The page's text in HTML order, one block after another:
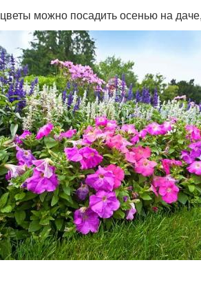
можно посадить осенью на